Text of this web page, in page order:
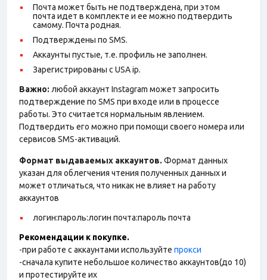
Почта может быть не подтверждена, при этом
почта идет в комплекте и ее можно подтвердить
самому. Почта родная.
Подтверждены по SMS.
Аккаунты пустые, т.е. профиль не заполнен.
Зарегистрированы с USA ip.
Важно: любой аккаунт Instagram может запросить
подтверждение по SMS при входе или в процессе
работы. Это считается нормальным явлением.
Подтвердить его можно при помощи своего номера или
сервисов SMS-активаций.
Формат выдаваемых аккаунтов. Формат данных
указан для облегчения чтения полученных данных и
может отличаться, что никак не влияет на работу
аккаунтов
логин:пароль:логин почта:пароль почта
Рекомендации к покупке.
-при работе с аккаунтами используйте прокси
-сначала купите небольшое количество аккаунтов(до 10)
и протестируйте их